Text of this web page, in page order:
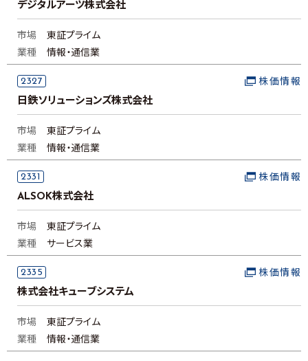
デジタルアーツ株式会社
市場
東証プライム
業種
情報・通信業
2327
日鉄ソリューションズ株式会社
株価情報
市場
東証プライム
業種
情報・通信業
2331
ALSOK株式会社
株価情報
市場
東証プライム
業種
サービス業
2335
株式会社キューブシステム
株価情報
市場
東証プライム
業種
情報・通信業